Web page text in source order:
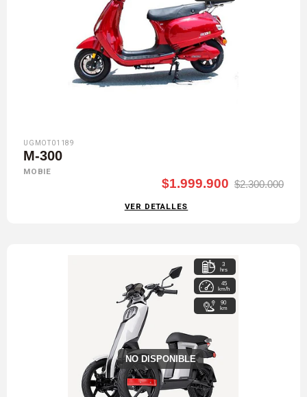
UGMOT01189
M-300
MOBIE
$1.999.900 $2.300.000
VER DETALLES
NO DISPONIBLE
3
hrs
45
km/h
90
km